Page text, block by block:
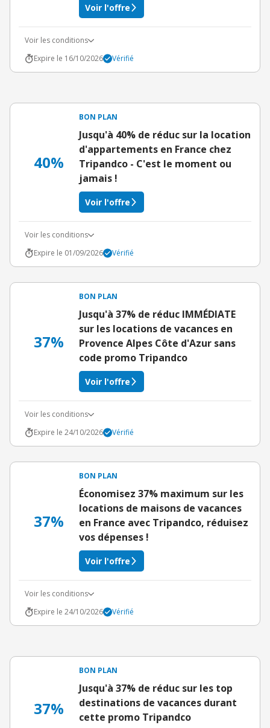
Voir l'offre
Voir les conditions
Expire le 16/10/2026
Vérifié
40%
BON PLAN
Jusqu'à 40% de réduc sur la location
d'appartements en France chez
Tripandco - C'est le moment ou
jamais !
Voir l'offre
Voir les conditions
Expire le 01/09/2026
Vérifié
37%
BON PLAN
Jusqu'à 37% de réduc IMMÉDIATE
sur les locations de vacances en
Provence Alpes Côte d'Azur sans
code promo Tripandco
Voir l'offre
Voir les conditions
Expire le 24/10/2026
Vérifié
37%
BON PLAN
Économisez 37% maximum sur les
locations de maisons de vacances
en France avec Tripandco, réduisez
vos dépenses !
Voir l'offre
Voir les conditions
Expire le 24/10/2026
Vérifié
37%
BON PLAN
Jusqu'à 37% de réduc sur les top
destinations de vacances durant
cette promo Tripandco